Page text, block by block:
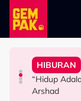
Skip to main
HIBURAN
Bawa Anak
Doktor
HIBURAN
“Hidup
Arshad
HIBURAN
Mamat
Terima
HIBURAN
Bella
Peminat